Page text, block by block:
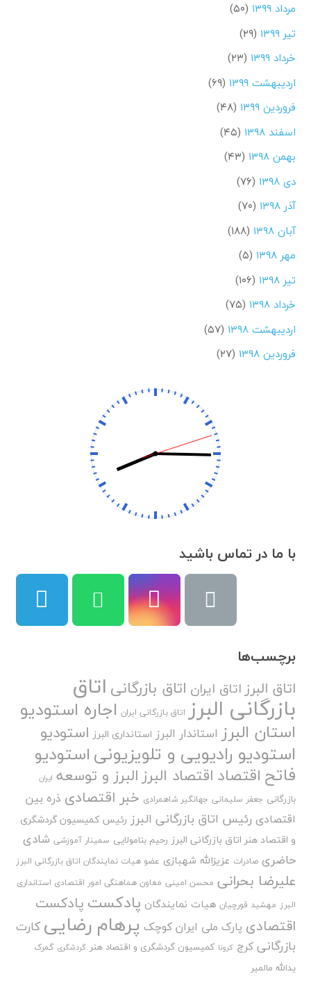
مرداد ۱۳۹۹
(۵۰)
تیر ۱۳۹۹
(۲۹)
خرداد ۱۳۹۹
(۲۳)
اردیبهشت ۱۳۹۹
(۶۹)
فروردین ۱۳۹۹
(۴۸)
اسفند ۱۳۹۸
(۴۵)
بهمن ۱۳۹۸
(۴۳)
دی ۱۳۹۸
(۷۶)
آذر ۱۳۹۸
(۷۰)
آبان ۱۳۹۸
(۱۸۸)
مهر ۱۳۹۸
(۵)
تیر ۱۳۹۸
(۱۰۶)
خرداد ۱۳۹۸
(۷۵)
اردیبهشت ۱۳۹۸
(۵۷)
فروردین ۱۳۹۸
(۲۷)
با ما در تماس باشید
برچسب‌ها
اتاق البرزاتاق ایران اتاق بازرگانی اتاق
بازرگانی البرز اتاق بازرگانی ایران اجاره استودیو
استان البرز استاندار البرز استانداری البرز استودیو
استودیو رادیویی و تلویزیونیاستودیو
فاتح اقتصاد اقتصاد البرزالبرز و توسعه ایران
بازرگانی جعفر سلیمانی جهانگیر شاهمرادی خبر اقتصادی ذره بین
اقتصادی رئیس اتاق بازرگانی البرز رئیس کمیسیون گردشگری
و اقتصاد هنر اتاق بازرگانی البرز رحیم بنامولایی سمینار آموزشی شادی
حاضری صادرات عزیزالله شهبازی عضو هیات نمایندگان اتاق بازرگانی البرز
علیرضا بحرانی محسن امینی معاون هماهنگی امور اقتصادی استانداری
البرز مهشید قورچیان هیات نمایندگان پادکست پادکست
اقتصادی پارک ملی ایران کوچک پرهام رضایی کارت
بازرگانی کرج کرونا کمیسیون گردشگری و اقتصاد هنر گردشگری گمرک
یدالله مالمیر